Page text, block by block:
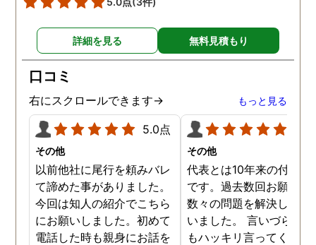
詳細を見る 無料見積もり
口コミ
右にスクロールできます→ もっと見る
5.0点
その他
以前他社に尾行を頼みバレ
て諦めた事がありました。
今回は知人の紹介でこちら
にお願いしました。初めて
電話した時も親身にお話を
その他
代表とは10年来の付き合
です。過去数回お願いし
数々の問題を解決しても
いました。 言いづらい
もハッキリ言ってくれて